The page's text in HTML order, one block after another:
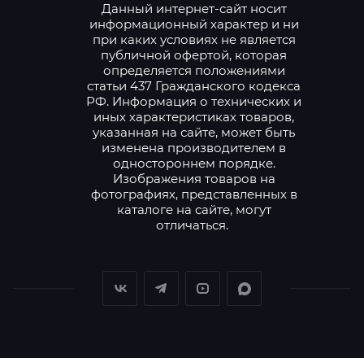
Данный интернет-сайт носит
информационный характер и ни
при каких условиях не является
публичной офертой, которая
определяется положениями
статьи 437 Гражданского кодекса
РФ. Информация о технических и
иных характеристиках товаров,
указанная на сайте, может быть
изменена производителем в
одностороннем порядке.
Изображения товаров на
фотографиях, представленных в
каталоге на сайте, могут
отличаться.